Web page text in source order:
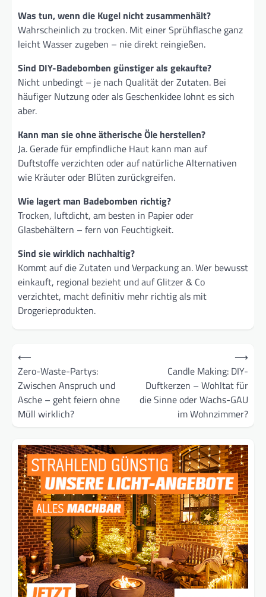
Was tun, wenn die Kugel nicht zusammenhält?
Wahrscheinlich zu trocken. Mit einer Sprühflasche ganz
leicht Wasser zugeben – nie direkt reingießen.
Sind DIY-Badebomben günstiger als gekaufte?
Nicht unbedingt – je nach Qualität der Zutaten. Bei
häufiger Nutzung oder als Geschenkidee lohnt es sich
aber.
Kann man sie ohne ätherische Öle herstellen?
Ja. Gerade für empfindliche Haut kann man auf
Duftstoffe verzichten oder auf natürliche Alternativen
wie Kräuter oder Blüten zurückgreifen.
Wie lagert man Badebomben richtig?
Trocken, luftdicht, am besten in Papier oder
Glasbehältern – fern von Feuchtigkeit.
Sind sie wirklich nachhaltig?
Kommt auf die Zutaten und Verpackung an. Wer bewusst
einkauft, regional bezieht und auf Glitzer & Co
verzichtet, macht definitiv mehr richtig als mit
Drogerieprodukten.
Beitragsnavigation
⟵
Zero-Waste-Partys:
Zwischen Anspruch und
Asche – geht feiern ohne
Müll wirklich?
Candle Making: DIY-
Duftkerzen – Wohltat für
die Sinne oder Wachs-GAU
im Wohnzimmer?
⟶